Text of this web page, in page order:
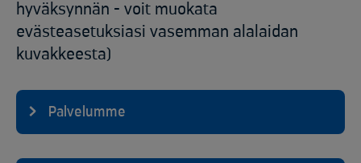
hyväksynnän - voit muokata
evästeasetuksiasi vasemman alalaidan
kuvakkeesta)
Palvelumme